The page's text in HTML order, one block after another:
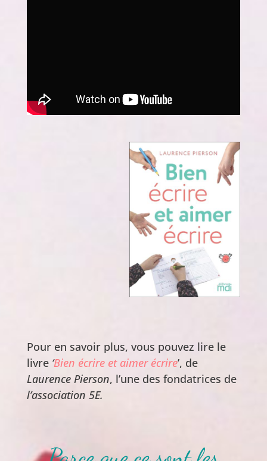
Pour en savoir plus, vous pouvez lire le
livre ‘Bien écrire et aimer écrire’, de
Laurence Pierson, l’une des fondatrices de
l’association 5E.